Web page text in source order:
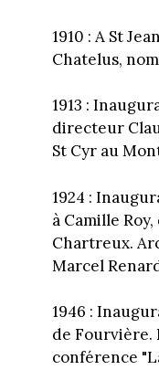
1910 : A St
Chatelus,
1913 :
directeur
St Cyr au
1924 :
à Camille
Chartreux.
Marcel
1946 :
de Fourvière.
conférence